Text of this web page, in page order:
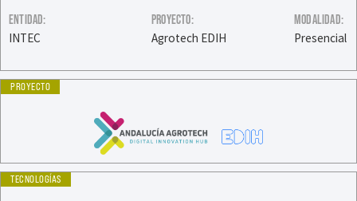
ENTIDAD:
INTEC
PROYECTO:
Agrotech EDIH
MODALIDAD:
Presencial
PROYECTO
TECNOLOGÍAS